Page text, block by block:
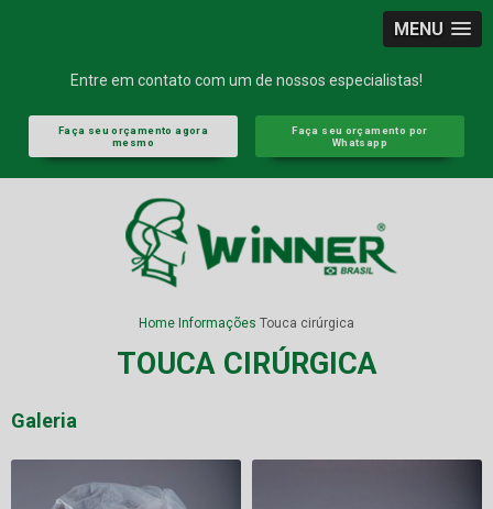
MENU
Entre em contato com um de nossos especialistas!
Faça seu orçamento agora
mesmo
Faça seu orçamento por
Whatsapp
Home Informações Touca cirúrgica
TOUCA CIRÚRGICA
Galeria